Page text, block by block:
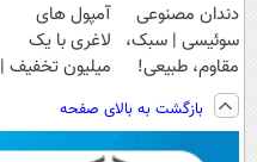
دندان مصنوعی
سوئیسی | سبک،
مقاوم، طبیعی!
ویزیت
رایگان+پرداخت
اقساطی😍
آمپول های
لاغری با یک
میلیون تخفیف |
داروخانه های
معتبر
بازگشت به بالای صفحه